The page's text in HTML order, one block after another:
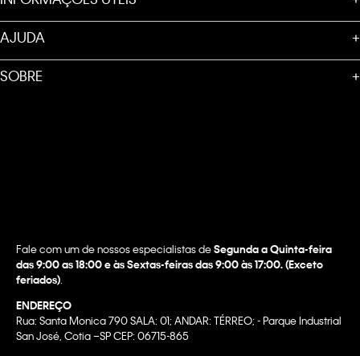
AJUDA +
SOBRE +
Fale com um de nossos especialistas deSegunda a Quinta-feira
das 9:00 as 18:00 e às Sextas-feiras das 9:00 às 17:00. (Exceto
feriados)
ENDEREÇO
Rua: Santa Monica 790 SALA: 01; ANDAR: TÉRREO; - Parque Industrial
San José, Cotia –SP CEP: 06715-865